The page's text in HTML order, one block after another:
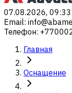
07.08.2026, 09:33
Email:
Телефон:
Главная
Оснащение